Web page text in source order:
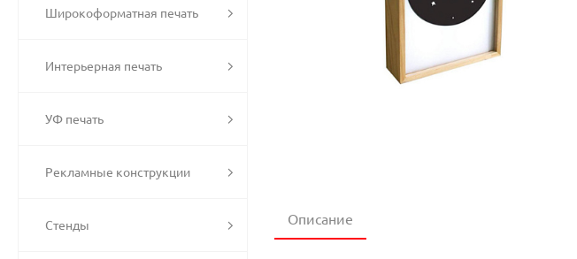
Широкоформатная печать
Интерьерная печать
УФ печать
Рекламные конструкции
Стенды Описание